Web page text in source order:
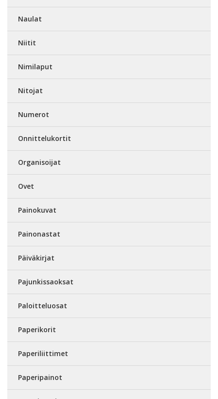
Naulat
Niitit
Nimilaput
Nitojat
Numerot
Onnittelukortit
Organisoijat
Ovet
Painokuvat
Painonastat
Päiväkirjat
Pajunkissaoksat
Paloitteluosat
Paperikorit
Paperiliittimet
Paperipainot